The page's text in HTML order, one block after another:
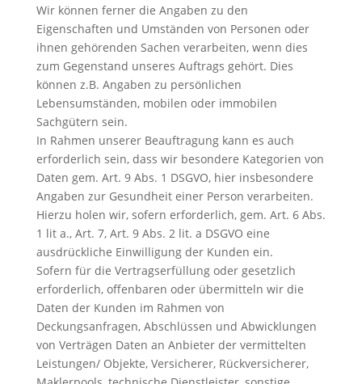
Wir können ferner die Angaben zu den
Eigenschaften und Umständen von Personen oder
ihnen gehörenden Sachen verarbeiten, wenn dies
zum Gegenstand unseres Auftrags gehört. Dies
können z.B. Angaben zu persönlichen
Lebensumständen, mobilen oder immobilen
Sachgütern sein.
In Rahmen unserer Beauftragung kann es auch
erforderlich sein, dass wir besondere Kategorien von
Daten gem. Art. 9 Abs. 1 DSGVO, hier insbesondere
Angaben zur Gesundheit einer Person verarbeiten.
Hierzu holen wir, sofern erforderlich, gem. Art. 6 Abs.
1 lit a., Art. 7, Art. 9 Abs. 2 lit. a DSGVO eine
ausdrückliche Einwilligung der Kunden ein.
Sofern für die Vertragserfüllung oder gesetzlich
erforderlich, offenbaren oder übermitteln wir die
Daten der Kunden im Rahmen von
Deckungsanfragen, Abschlüssen und Abwicklungen
von Verträgen Daten an Anbieter der vermittelten
Leistungen/ Objekte, Versicherer, Rückversicherer,